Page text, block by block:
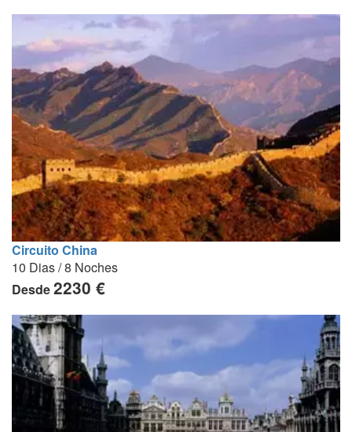
Circuito China
10 Dias / 8 Noches
Desde2230 €